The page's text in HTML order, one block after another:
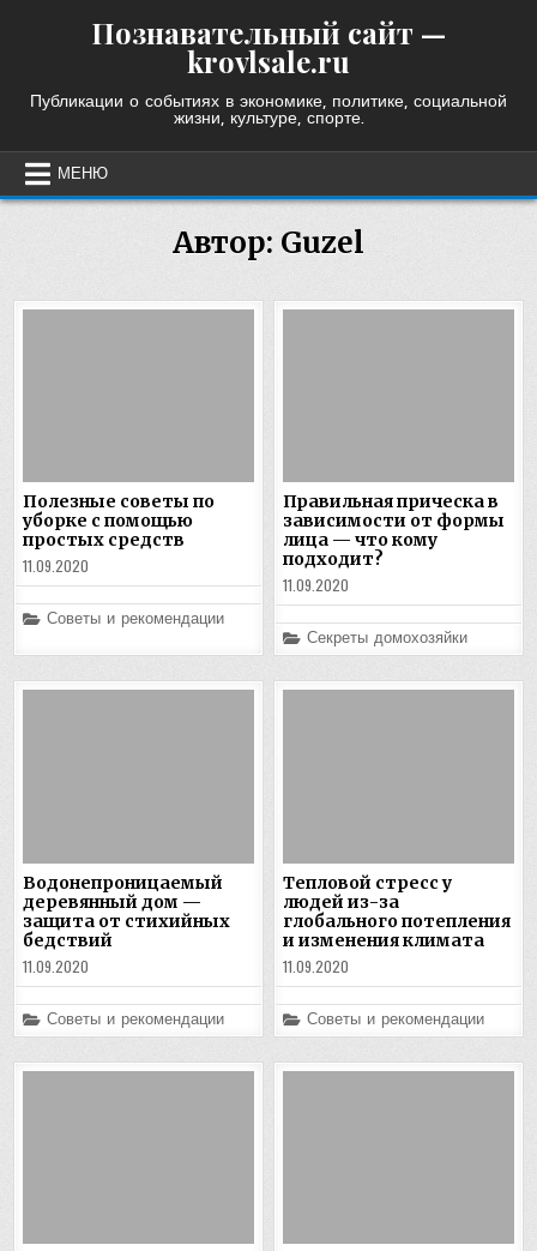
Познавательный сайт —
krovlsale.ru
Публикации о событиях в экономике, политике, социальной
жизни, культуре, спорте.
МЕНЮ
Автор: Guzel
Полезные советы по
уборке с помощью
простых средств
11.09.2020
Posted
Советы и рекомендации
Правильная прическа в
зависимости от формы
лица — что кому
подходит?
11.09.2020
Posted
in
Секреты домохозяйки
Водонепроницаемый
деревянный дом —
защита от стихийных
бедствий
11.09.2020
Posted
in
Советы и рекомендации
Тепловой стресс у
людей из-за
глобального потепления
и изменения климата
11.09.2020
Posted
in
Советы и рекомендации